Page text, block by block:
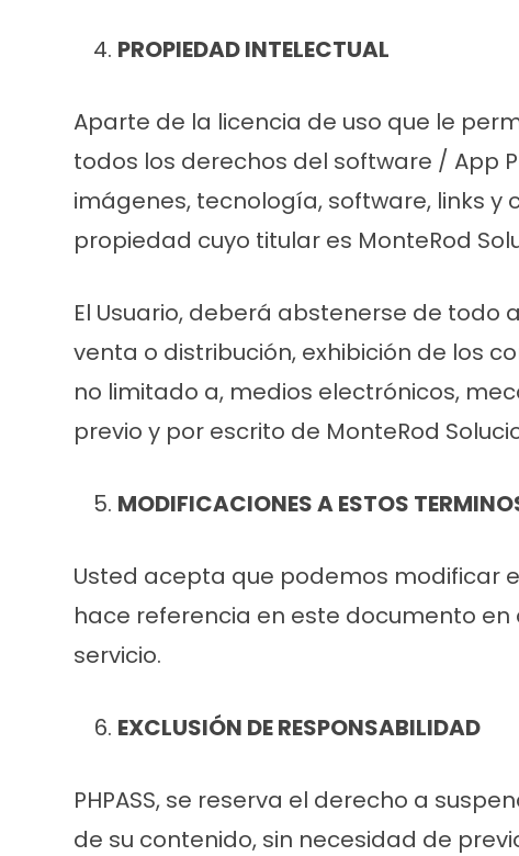
PROPIEDAD INTELECTUAL
Aparte de la licencia de uso que le
todos los derechos del software / App
imágenes, tecnología, software, links
propiedad cuyo titular es MonteRod
El Usuario, deberá abstenerse de
venta o distribución, exhibición de los
no limitado a, medios electrónicos,
previo y por escrito de MonteRod
MODIFICACIONES A ESTOS
Usted acepta que podemos modificar
hace referencia en este documento
servicio.
EXCLUSIÓN DE RESPONSABILIDAD
PHPASS, se reserva el derecho a
de su contenido, sin necesidad de